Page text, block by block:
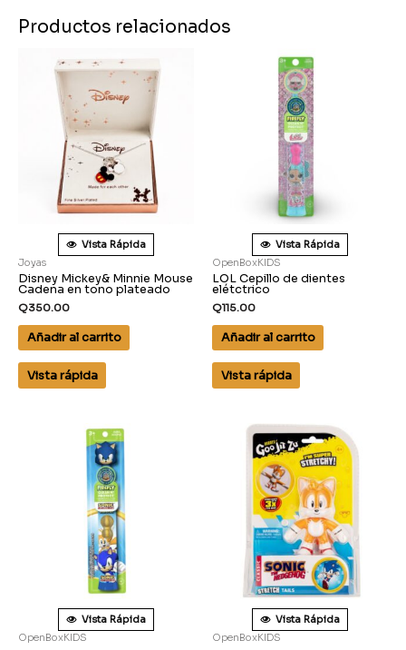
Productos relacionados
Vista Rápida
Joyas
Disney Mickey& Minnie Mouse
Cadena en tono plateado
Q350.00
Añadir al carrito
Vista rápida
Vista Rápida
OpenBoxKIDS
LOL Cepillo de dientes
elétctrico
Q115.00
Añadir al carrito
Vista rápida
Vista Rápida
OpenBoxKIDS
Vista Rápida
OpenBoxKIDS